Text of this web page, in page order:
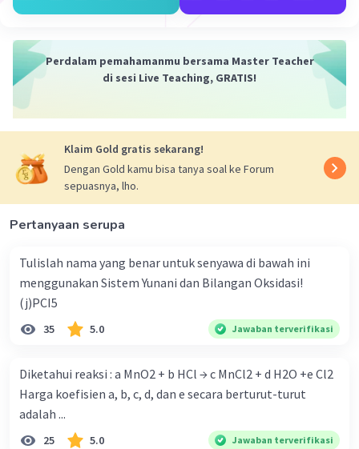
konsep stoikiometri reaksi.
- Kemolaran menyatakan jumlah zat terlarut (mol) dalam
1 liter larutan.
M = kemolaran (M)
V = volume (mL, L)
= 0,150 M × 50 mL
Persamaan reaksi setara:
CaCl2 + Na2CO3 ---> CaCO3 + 2NaCl
= (1/1) × 7,5 mmol
M CaCl2 = n/V
Volume CaCl2 = n/V
= 30 mL
Perdalam pemahamanmu bersama Master Teacher
di sesi Live Teaching, GRATIS!
Klaim Gold gratis sekarang!
Dengan Gold kamu bisa tanya soal ke Forum
sepuasnya, lho.
Pertanyaan serupa
Tulislah nama yang benar untuk senyawa di bawah ini
menggunakan Sistem Yunani dan Bilangan Oksidasi!
(j)PCI5
35 5.0 Jawaban terverifikasi
Diketahui reaksi : a MnO2 + b HCl → c MnCl2 + d H2O +e Cl2
Harga koefisien a, b, c, d, dan e secara berturut-turut
adalah ...
25 5.0 Jawaban terverifikasi